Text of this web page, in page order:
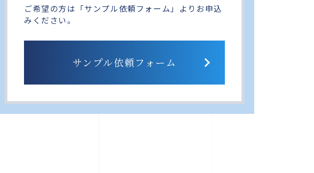
ご希望の方は「サンプル依頼フォーム」よりお申込
みください。
サンプル依頼フォーム